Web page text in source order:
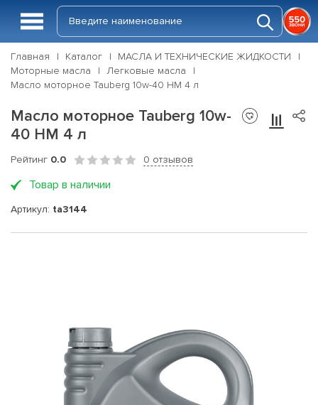
Главная Каталог
МАСЛА И ТЕХНИЧЕСКИЕ ЖИДКОСТИ
Моторные масла
Легковые масла
Масло моторное Tauberg 10w-40 HM 4 л
Масло моторное Tauberg 10w-
40 HM 4 л
Рейтинг 0.0 0 отзывов
Товар в наличии
Артикул: ta3144